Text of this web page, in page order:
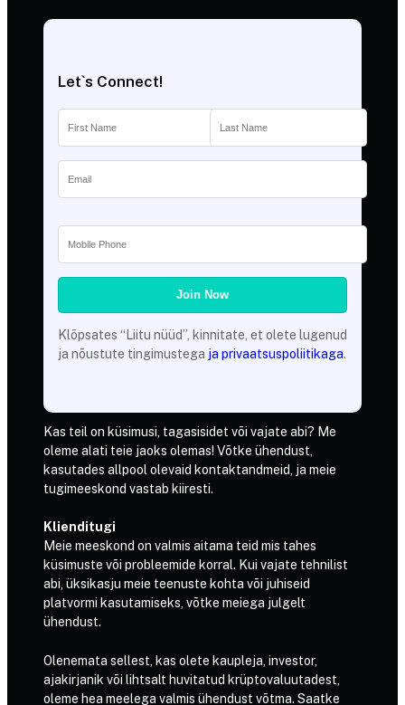
Let`s Connect!
Klõpsates “Liitu nüüd”, kinnitate, et olete lugenud
ja nõustute tingimustega ja privaatsuspoliitikaga.
Kas teil on küsimusi, tagasisidet või vajate abi? Me
oleme alati teie jaoks olemas! Võtke ühendust,
kasutades allpool olevaid kontaktandmeid, ja meie
tugimeeskond vastab kiiresti.
Klienditugi
Meie meeskond on valmis aitama teid mis tahes
küsimuste või probleemide korral. Kui vajate tehnilist
abi, üksikasju meie teenuste kohta või juhiseid
platvormi kasutamiseks, võtke meiega julgelt
ühendust.
Olenemata sellest, kas olete kaupleja, investor,
ajakirjanik või lihtsalt huvitatud krüptovaluutadest,
oleme hea meelega valmis ühendust võtma. Saatke